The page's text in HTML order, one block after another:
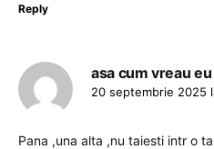
Reply
asa cum vreau eu
20 septembrie 2025
Pana ,una alta ,nu taiesti intr o